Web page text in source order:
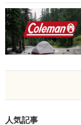
人気記事